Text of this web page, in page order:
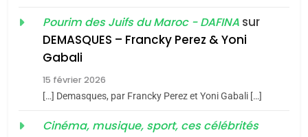
Oeil ravageur – Vanessa
De Loya Stauber
«Tu dis génocide, je dis
guerre»: La nouvelle
Pourim des Juifs du Maroc - DAFINA sur
DEMASQUES – Francky Perez & Yoni
Gabali
15 février 2026
[…] Demasques, par Francky Perez et Yoni Gabali […]
Cinéma, musique, sport, ces célébrités
meurtrière selon le rapport
l’antisémitisme